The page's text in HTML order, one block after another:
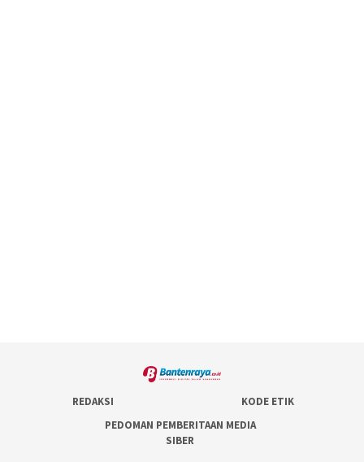
REDAKSI
KODE ETIK
PEDOMAN PEMBERITAAN MEDIA
SIBER